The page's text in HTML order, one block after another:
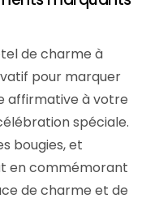
de charme à
pour marquer
affirmative à votre
spéciale.
bougies, et
en commémorant
de charme et de